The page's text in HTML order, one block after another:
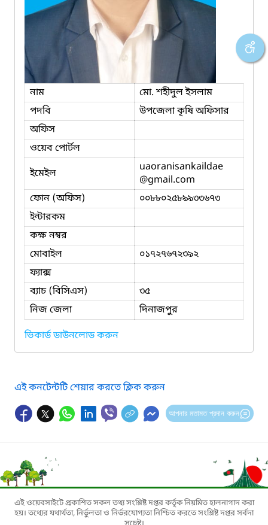
নাম
মো. শহীদুল ইসলাম
পদবি
উপজেলা কৃষি অফিসার
অফিস
ওয়েব পোর্টল
ইমেইল
uaoranisankaildae
@gmail.com
ফোন (অফিস)
০০৮৮০২৫৮৯৯৩৩৬৭৩
ইন্টারকম
কক্ষ নম্বর
মোবাইল
০১৭২৭৬৭২৩৯২
ফ্যাক্স
ব্যাচ (বিসিএস)
৩৫
নিজ জেলা
দিনাজপুর
ভিকার্ড ডাউনলোড করুন
এই কনটেন্টটি শেয়ার করতে ক্লিক করুন
আপনার মতামত প্রদান করুন
এই ওয়েবসাইটে প্রকাশিত সকল তথ্য সংশ্লিষ্ট দপ্তর কর্তৃক নিয়মিত হালনাগাদ করা
হয়। তথ্যের যথার্থতা, নির্ভুলতা ও নির্ভরযোগ্যতা নিশ্চিত করতে সংশ্লিষ্ট দপ্তর সর্বদা